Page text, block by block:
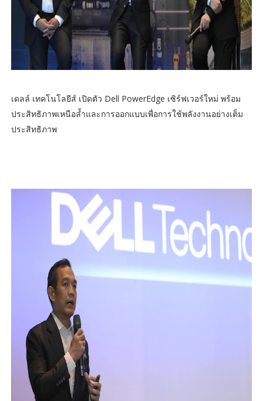
เดลล์ เทคโนโลยีส์ เปิดตัว Dell PowerEdge เซิร์ฟเวอร์ใหม่ พร้อม
ประสิทธิภาพเหนือล้ำและการออกแบบเพื่อการใช้พลังงานอย่างเต็ม
ประสิทธิภาพ